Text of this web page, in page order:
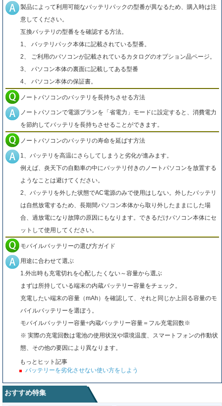
製品によって利用可能なバッテリパックの型番が異なるため、購入時は注
意してください。
互換バッテリの型番をを確認する方法。
1、 バッテリパック本体に記載されている型番。
2、 ご利用のパソコンが記載されているカタログのオプション品ページ。
3、 パソコン本体の裏面に記載してある型番
4、 パソコン本体の保証書。
ノートパソコンのバッテリを長持ちさせる方法
ノートパソコンで電源プランを「省電力」モードに設定すると、消費電力
を節約してバッテリを長持ちさせることができます。
ノートパソコンのバッテリの寿命を延ばす方法
1、バッテリを高温にさらしてしまうと劣化が進みます。
例えば、炎天下の自動車の中にバッテリ付きのノートパソコンを放置する
ようなことは避けてください。
2、バッテリを外した状態でAC電源のみで使用はしない。外したバッテリ
は自然放電するため、長期間パソコン本体から取り外したままにした場
合、過放電になり故障の原因にもなります。できるだけパソコン本体にセ
ットして使用してください。
モバイルバッテリーの選び方ガイド
用途に合わせて選ぶ
1.外出時も充電切れを心配したくない～容量から選ぶ
まずは所持している端末の内蔵バッテリー容量をチェック。
充電したい端末の容量（mAh）を確認して、それと同じか上回る容量のモ
バイルバッテリーを選ぼう。
モバイルバッテリー容量÷内蔵バッテリー容量＝フル充電回数※
※ 実際の充電回数は電池の使用状況や環境温度、スマートフォンの作動状
態、その他の要因により異なります。
もっとヒット記事
バッテリーを劣化させない使い方をしよう
おすすめ特集